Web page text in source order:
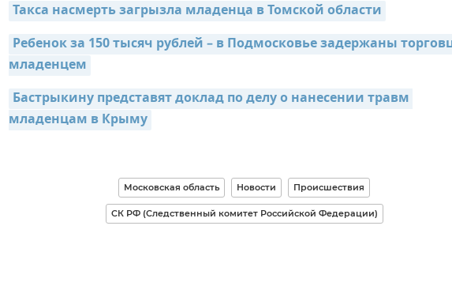
Такса насмерть загрызла младенца в Томской области
Ребенок за 150 тысяч рублей – в Подмосковье задержаны
младенцем
Бастрыкину представят доклад по делу о нанесении травм
младенцам в Крыму
Московская область Новости Происшествия
СК РФ (Следственный комитет Российской Федерации)